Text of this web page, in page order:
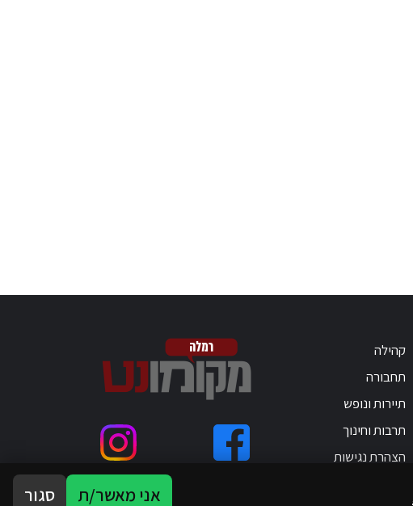
קהילה
תחבורה
תיירות ונופש
תרבות וחינוך
הצהרת נגישות
אני מאשר/ת סגור